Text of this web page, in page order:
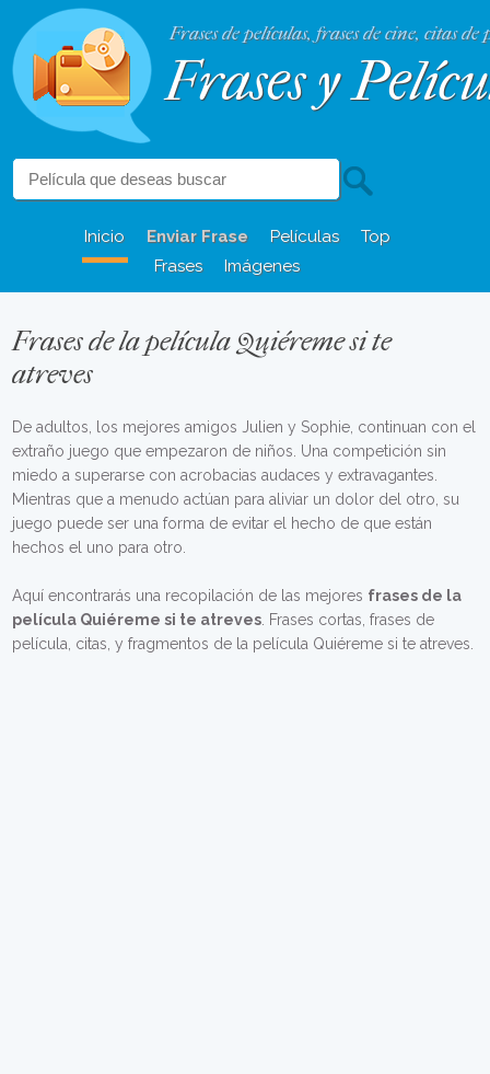
Frases de películas, frases de cine, citas de
Frases y
Inicio Enviar Frase Películas
Top
Frases
Imágenes
Frases de la película Quiéreme si te
atreves
De adultos, los mejores amigos Julien y Sophie, continuan con el
extraño juego que empezaron de niños. Una competición sin
miedo a superarse con acrobacias audaces y extravagantes.
Mientras que a menudo actúan para aliviar un dolor del otro, su
juego puede ser una forma de evitar el hecho de que están
hechos el uno para otro.
Aquí encontrarás una recopilación de las mejores frases de la
película Quiéreme si te atreves . Frases cortas, frases de
película, citas, y fragmentos de la película Quiéreme si te atreves.